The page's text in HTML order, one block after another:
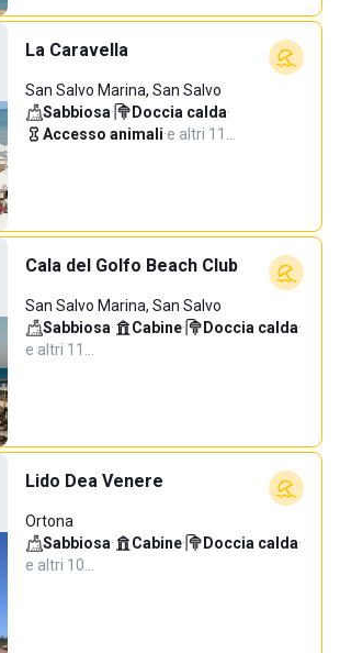
La Caravella
San Salvo Marina, San Salvo
Sabbiosa· Doccia calda·
Accesso animali·e altri 11…
Cala del Golfo Beach Club
San Salvo Marina, San Salvo
Sabbiosa· Cabine· Doccia calda·
e altri 11…
Lido Dea Venere
Ortona
Sabbiosa· Cabine· Doccia calda·
e altri 10…